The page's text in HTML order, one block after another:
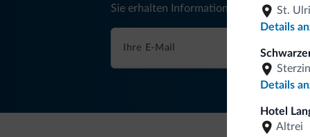
St.
Details
Details
Hotel
Altrei
Sie erhalten Informationen, exklusive